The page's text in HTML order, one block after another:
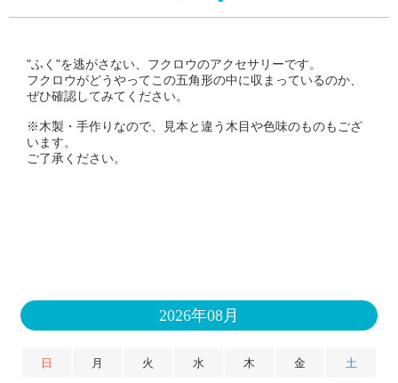
"ふく"を逃がさない、フクロウのアクセサリーです。
フクロウがどうやってこの五角形の中に収まっているのか、
ぜひ確認してみてください。
※木製・手作りなので、見本と違う木目や色味のものもござ
います。
ご了承ください。
2026年08月
日 月 火 水 木 金 土